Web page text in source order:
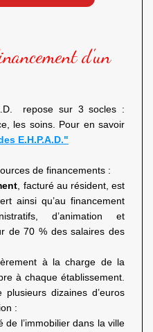
d'un
repose sur 3 socles :
les soins. Pour en savoir
E.H.P.A.D."
de financements :
, facturé au résident, est
ainsi qu’au financement
d’animation et
de 70 % des salaires des
à la charge de la
à chaque établissement.
dizaines d’euros
:
de l’immobilier dans la ville